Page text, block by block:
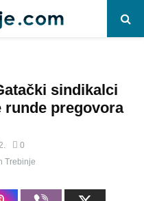
sindikalci
runde pregovora
0
Trebinje